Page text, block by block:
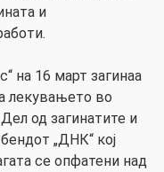
и
на 16 март загинаа
лекувањето во
од загинатите и
„ДНК“ кој
се опфатени над